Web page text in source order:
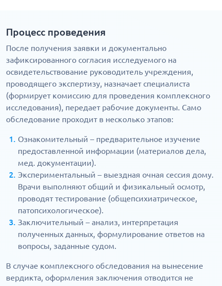
Процесс проведения
После получения заявки и документально
зафиксированного согласия исследуемого на
освидетельствование руководитель учреждения,
проводящего экспертизу, назначает специалиста
(формирует комиссию для проведения комплексного
исследования), передает рабочие документы. Само
обследование проходит в несколько этапов:
Ознакомительный – предварительное изучение
предоставленной информации (материалов дела,
мед. документации).
Экспериментальный – выездная очная сессия дому.
Врачи выполняют общий и физикальный осмотр,
проводят тестирование (общепсихиатрическое,
патопсихологическое).
Заключительный – анализ, интерпретация
полученных данных, формулирование ответов на
вопросы, заданные судом.
В случае комплексного обследования на вынесение
вердикта, оформления заключения отводится не